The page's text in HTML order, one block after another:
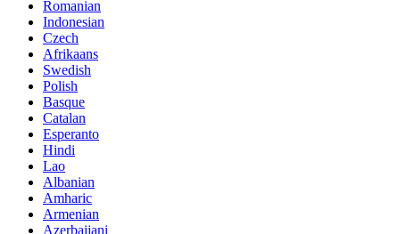
Romanian
Indonesian
Czech
Afrikaans
Swedish
Polish
Basque
Catalan
Esperanto
Hindi
Lao
Albanian
Amharic
Armenian
Azerbaijani